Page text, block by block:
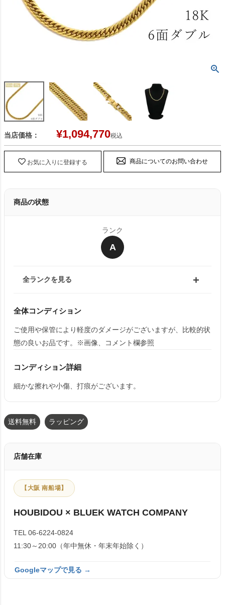
当店価格： ¥1,094,770税込
お気に入りに登録する 商品についてのお問い合わせ
商品の状態
ランク
A
全ランクを見る
全体コンディション
ご使用や保管により軽度のダメージがございますが、比較的状
態の良いお品です。※画像、コメント欄参照
コンディション詳細
細かな擦れや小傷、打痕がございます。
送料無料 ラッピング
店舗在庫
【大阪 南船場】
HOUBIDOU × BLUEK WATCH COMPANY
TEL 06-6224-0824
11:30～20:00（年中無休・年末年始除く）
Googleマップで見る →